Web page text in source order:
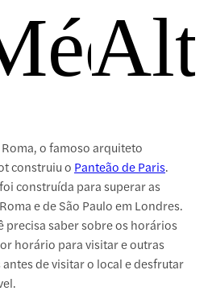
o famoso arquiteto
construiu o Panteão de Paris.
construída para superar as
e de São Paulo em Londres.
precisa saber sobre os horários
horário para visitar e outras
de visitar o local e desfrutar